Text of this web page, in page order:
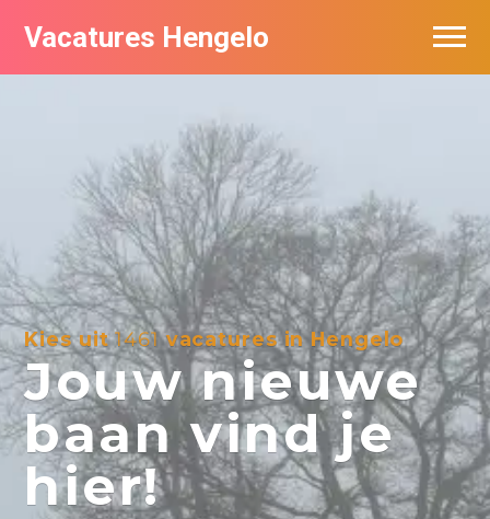
Vacatures Hengelo
Kies uit1461vacatures in Hengelo
Jouw nieuwe
baan vind je
hier!
Vacatures per bedrijf in Hengelo
Nieuwsbrief feed